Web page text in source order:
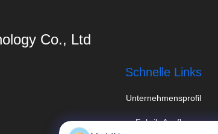
Co., Ltd
Schnelle Links
Unternehmensprofil
Fabrik-Ausflug